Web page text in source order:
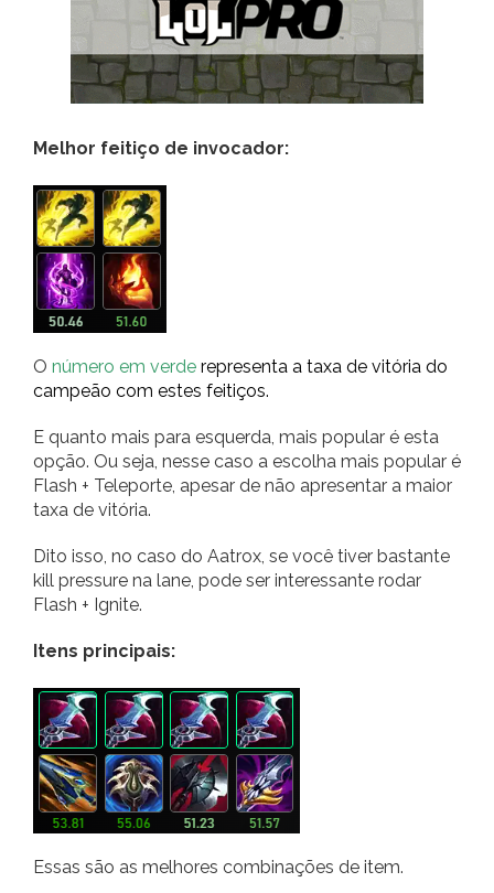
Melhor feitiço de invocador:
O número em verde representa a taxa de vitória do
campeão com estes feitiços.
E quanto mais para esquerda, mais popular é esta
opção. Ou seja, nesse caso a escolha mais popular é
Flash + Teleporte, apesar de não apresentar a maior
taxa de vitória.
Dito isso, no caso do Aatrox, se você tiver bastante
kill pressure na lane, pode ser interessante rodar
Flash + Ignite.
Itens principais:
Essas são as melhores combinações de item.